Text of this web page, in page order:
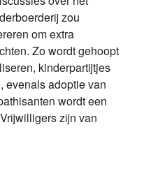
zou
om extra
Zo wordt gehoopt
kinderpartijtjes
evenals adoptie van
wordt een
zijn van